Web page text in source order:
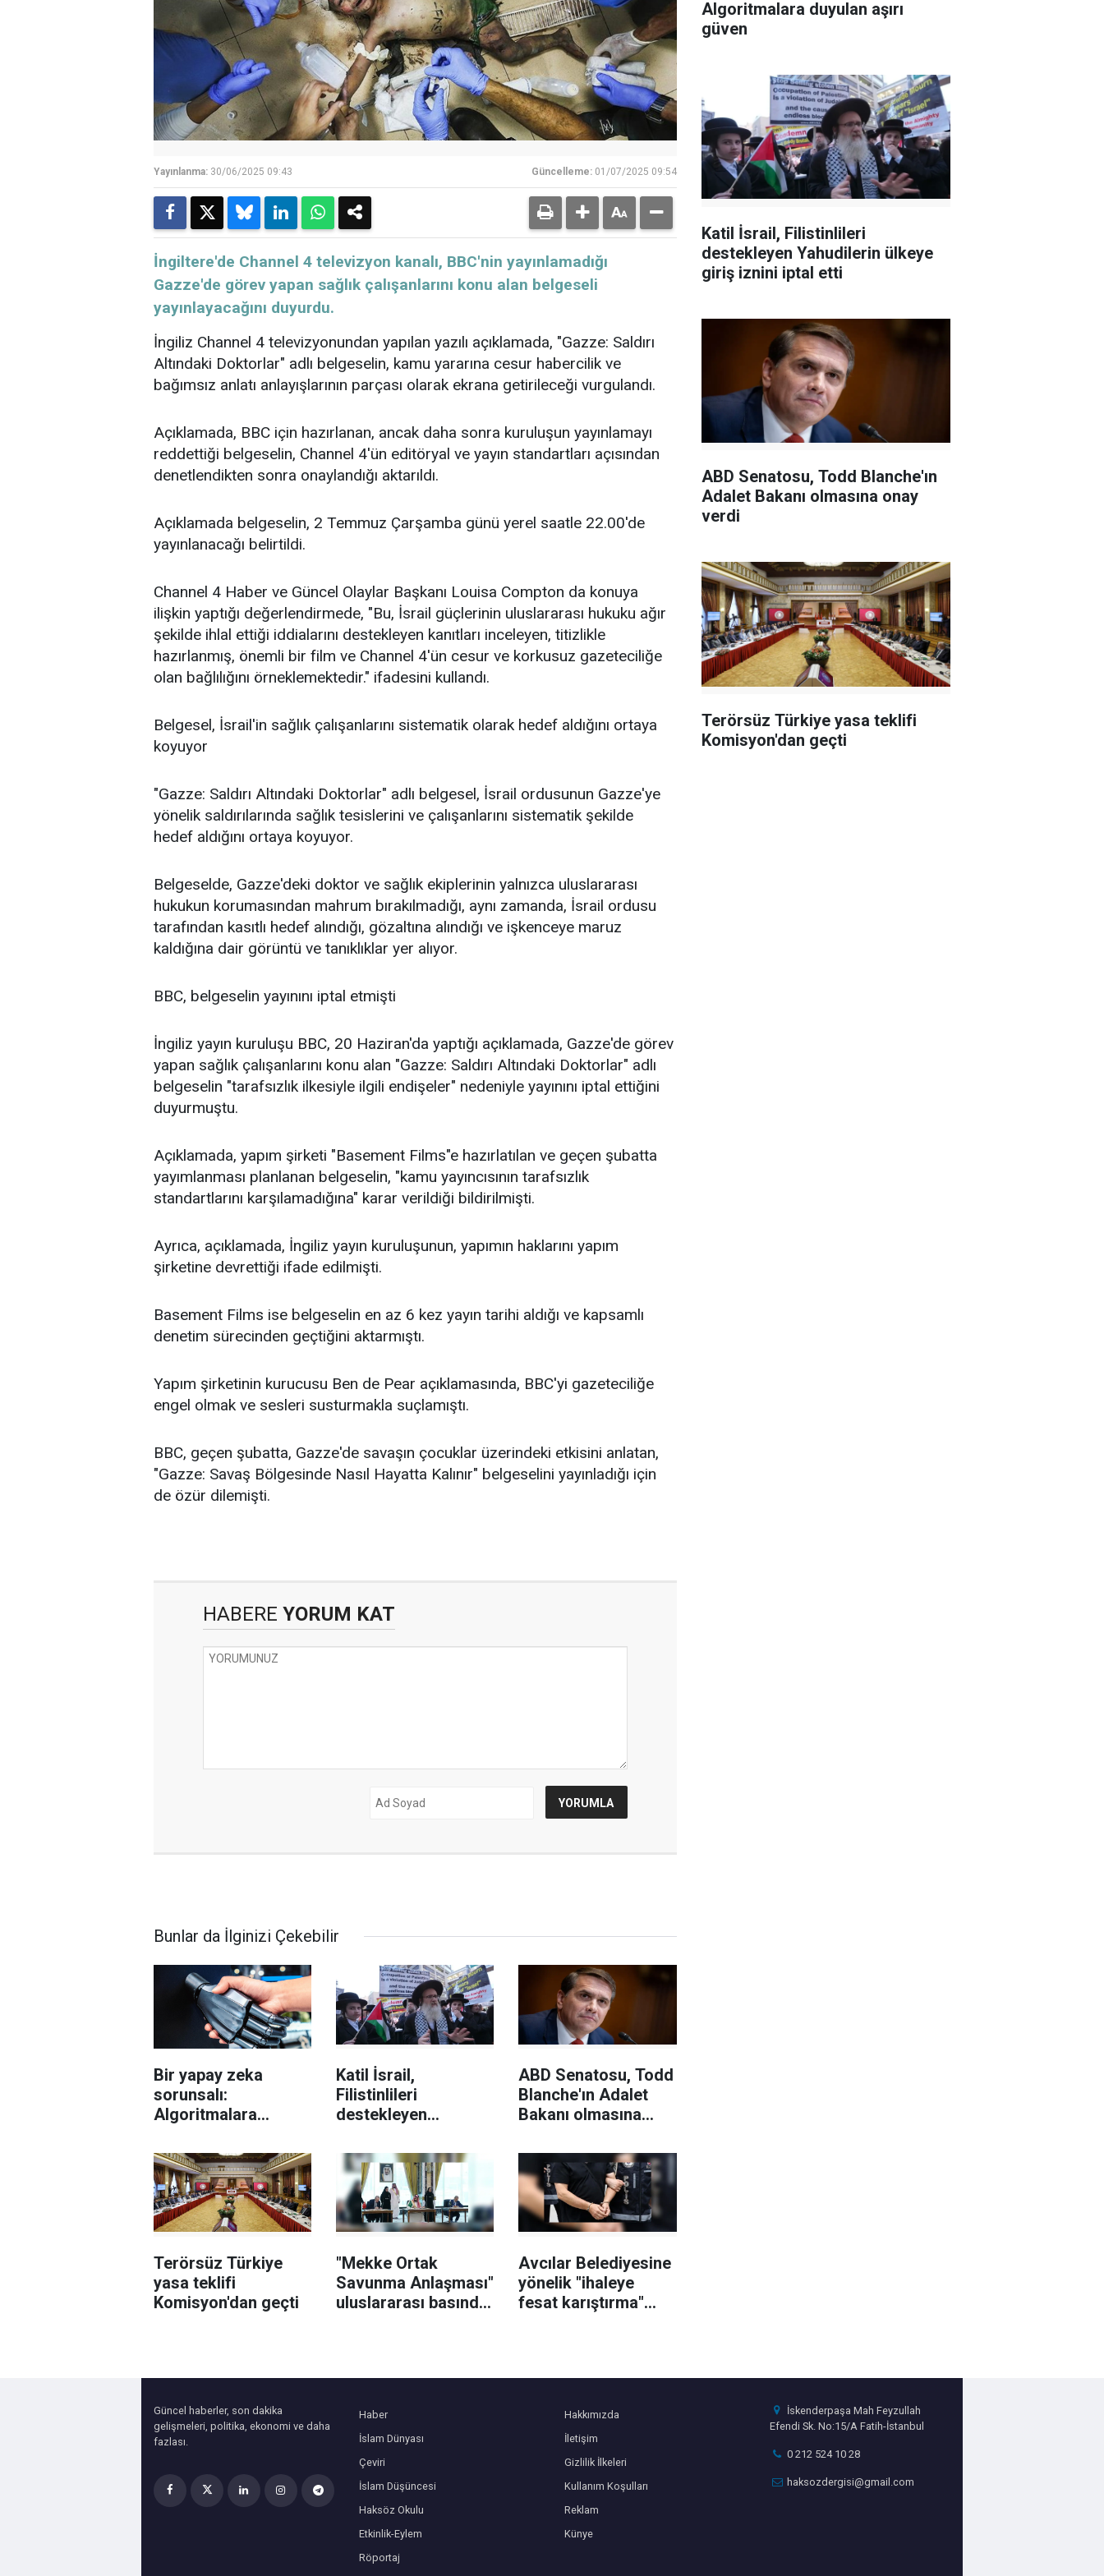
Yayınlanma: 30/06/2025 09:43 Güncelleme: 01/07/2025 09:54
İngiltere'de Channel 4 televizyon kanalı, BBC'nin yayınlamadığı
Gazze'de görev yapan sağlık çalışanlarını konu alan belgeseli
yayınlayacağını duyurdu.
İngiliz Channel 4 televizyonundan yapılan yazılı açıklamada, "Gazze: Saldırı
Altındaki Doktorlar" adlı belgeselin, kamu yararına cesur habercilik ve
bağımsız anlatı anlayışlarının parçası olarak ekrana getirileceği vurgulandı.
Açıklamada, BBC için hazırlanan, ancak daha sonra kuruluşun yayınlamayı
reddettiği belgeselin, Channel 4'ün editöryal ve yayın standartları açısından
denetlendikten sonra onaylandığı aktarıldı.
Açıklamada belgeselin, 2 Temmuz Çarşamba günü yerel saatle 22.00'de
yayınlanacağı belirtildi.
Channel 4 Haber ve Güncel Olaylar Başkanı Louisa Compton da konuya
ilişkin yaptığı değerlendirmede, "Bu, İsrail güçlerinin uluslararası hukuku ağır
şekilde ihlal ettiği iddialarını destekleyen kanıtları inceleyen, titizlikle
hazırlanmış, önemli bir film ve Channel 4'ün cesur ve korkusuz gazeteciliğe
olan bağlılığını örneklemektedir." ifadesini kullandı.
Belgesel, İsrail'in sağlık çalışanlarını sistematik olarak hedef aldığını ortaya
koyuyor
"Gazze: Saldırı Altındaki Doktorlar" adlı belgesel, İsrail ordusunun Gazze'ye
yönelik saldırılarında sağlık tesislerini ve çalışanlarını sistematik şekilde
hedef aldığını ortaya koyuyor.
Belgeselde, Gazze'deki doktor ve sağlık ekiplerinin yalnızca uluslararası
hukukun korumasından mahrum bırakılmadığı, aynı zamanda, İsrail ordusu
tarafından kasıtlı hedef alındığı, gözaltına alındığı ve işkenceye maruz
kaldığına dair görüntü ve tanıklıklar yer alıyor.
BBC, belgeselin yayınını iptal etmişti
İngiliz yayın kuruluşu BBC, 20 Haziran'da yaptığı açıklamada, Gazze'de görev
yapan sağlık çalışanlarını konu alan "Gazze: Saldırı Altındaki Doktorlar" adlı
belgeselin "tarafsızlık ilkesiyle ilgili endişeler" nedeniyle yayınını iptal ettiğini
duyurmuştu.
Açıklamada, yapım şirketi "Basement Films"e hazırlatılan ve geçen şubatta
yayımlanması planlanan belgeselin, "kamu yayıncısının tarafsızlık
standartlarını karşılamadığına" karar verildiği bildirilmişti.
Ayrıca, açıklamada, İngiliz yayın kuruluşunun, yapımın haklarını yapım
şirketine devrettiği ifade edilmişti.
Basement Films ise belgeselin en az 6 kez yayın tarihi aldığı ve kapsamlı
denetim sürecinden geçtiğini aktarmıştı.
Yapım şirketinin kurucusu Ben de Pear açıklamasında, BBC'yi gazeteciliğe
engel olmak ve sesleri susturmakla suçlamıştı.
BBC, geçen şubatta, Gazze'de savaşın çocuklar üzerindeki etkisini anlatan,
"Gazze: Savaş Bölgesinde Nasıl Hayatta Kalınır" belgeselini yayınladığı için
de özür dilemişti.
HABERE YORUM KAT
Bunlar da İlginizi Çekebilir
Bir yapay zeka
sorunsalı:
Algoritmalara
Katil İsrail,
Filistinlileri
destekleyen
giriş iznini iptal etti
ABD Senatosu, Todd
Blanche'ın Adalet
Bakanı olmasına
Terörsüz Türkiye
yasa teklifi
Komisyon'dan geçti
"Mekke Ortak
Savunma Anlaşması"
uluslararası basında
Avcılar Belediyesine
yönelik "ihaleye
fesat karıştırma"
Algoritmalara duyulan aşırı
güven
Katil İsrail, Filistinlileri
destekleyen Yahudilerin ülkeye
giriş iznini iptal etti
ABD Senatosu, Todd Blanche'ın
Adalet Bakanı olmasına onay
verdi
Terörsüz Türkiye yasa teklifi
Komisyon'dan geçti
Güncel haberler, son dakika
gelişmeleri, politika, ekonomi ve daha
fazlası.
Haber
İslam Dünyası
Çeviri
İslam Düşüncesi
Haksöz Okulu
Etkinlik-Eylem
Röportaj
Hakkımızda
İletişim
Gizlilik İlkeleri
Kullanım Koşulları
Reklam
Künye
İskenderpaşa Mah Feyzullah
Efendi Sk. No:15/A Fatih-İstanbul
0 212 524 10 28
haksozdergisi@gmail.com